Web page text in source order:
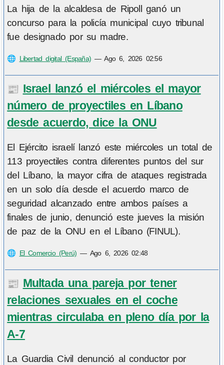
La hija de la alcaldesa de Ripoll ganó un
concurso para la policía municipal cuyo tribunal
fue designado por su madre.
🌐 Libertad digital (España) —Ago 6, 2026 02:56
📰 Israel lanzó el miércoles el mayor
número de proyectiles en Líbano
desde acuerdo, dice la ONU
El Ejército israelí lanzó este miércoles un total de
113 proyectiles contra diferentes puntos del sur
del Líbano, la mayor cifra de ataques registrada
en un solo día desde el acuerdo marco de
seguridad alcanzado entre ambos países a
finales de junio, denunció este jueves la misión
de paz de la ONU en el Líbano (FINUL).
🌐 El Comercio (Perú) — Ago 6, 2026 02:48
📰 Multada una pareja por tener
relaciones sexuales en el coche
mientras circulaba en pleno día por la
A-7
La Guardia Civil denunció al conductor por